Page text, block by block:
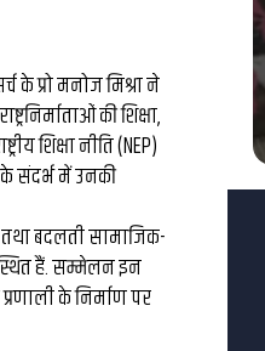
के प्रो मनोज मिश्रा ने
की शिक्षा,
शिक्षा नीति (NEP)
संदर्भ में उनकी
तथा बदलती सामाजिक-
हैं. सम्मेलन इन
के निर्माण पर
₹26 लाख की
उप्पल बने देश